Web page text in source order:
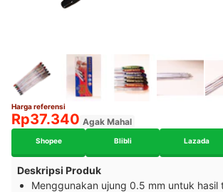
Harga referensi
Rp37.340 Agak Mahal
Shopee Blibli Lazada
Deskripsi Produk
Menggunakan ujung 0.5 mm untuk hasil